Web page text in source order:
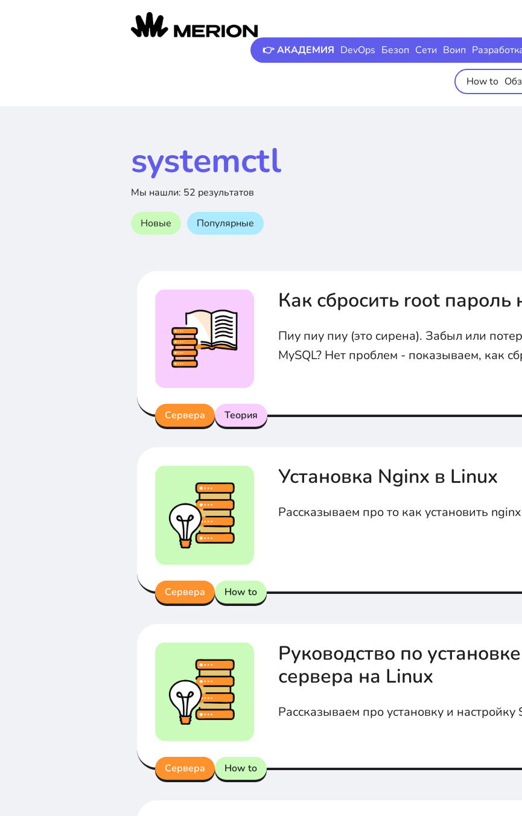
👉 АКАДЕМИЯ DevOps Безоп Сети Воип
How to
systemctl
Мы нашли: 52 результатов
Новые Популярные
Сервера Теория
Как сбросить root пароль
Пиу пиу пиу (это сирена). Забыл или
MySQL? Нет проблем - показываем, как
Сервера How to
Установка Nginx в Linux
Рассказываем про то как установить
Сервера How to
Руководство по
сервера на Linux
Рассказываем про установку и настройку